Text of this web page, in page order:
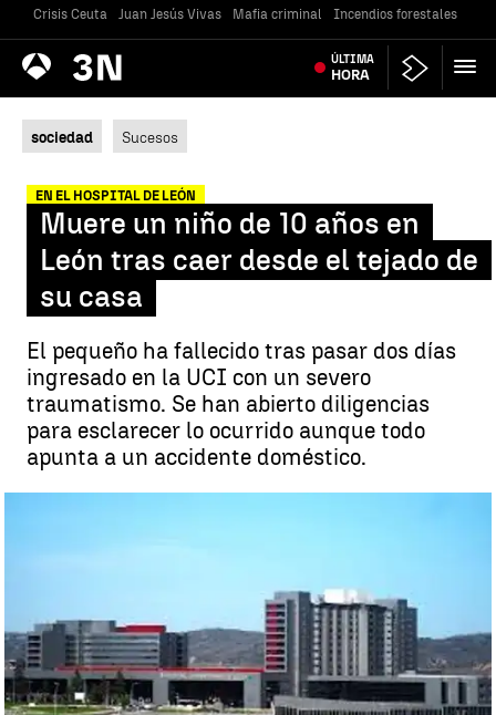
Crisis Ceuta Juan Jesús Vivas Mafia criminal Incendios forestales
Antena
3 Noticias ÚLTIMA
HORA
sociedad Sucesos
EN EL HOSPITAL DE LEÓN
Muere un niño de 10 años en
León tras caer desde el tejado de
su casa
El pequeño ha fallecido tras pasar dos días
ingresado en la UCI con un severo
traumatismo. Se han abierto diligencias
para esclarecer lo ocurrido aunque todo
apunta a un accidente doméstico.